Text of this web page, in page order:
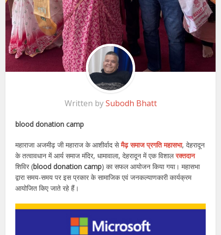
Written bySubodh Bhatt
blood donation camp
महाराजा अजमीढ़ जी महाराज के आशीर्वाद सेमैढ़ समाज प्रगति महासभा, देहरादून
के तत्वावधान में आर्य समाज मंदिर, धामावाला, देहरादून में एक विशालरक्तदान
शिविर (blood donation camp) का सफल आयोजन किया गया। महासभा
द्वारा समय-समय पर इस प्रकार के सामाजिक एवं जनकल्याणकारी कार्यक्रम
आयोजित किए जाते रहे हैं।